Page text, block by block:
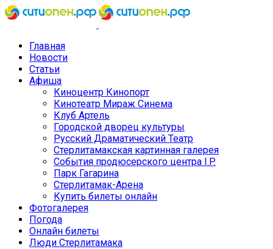
Главная
Новости
Статьи
Афиша
Киноцентр Кинопорт
Кинотеатр Мираж Синема
Клуб Артель
Городской дворец культуры
Русский Драматический Театр
Стерлитамакская картинная галерея
События продюсерского центра I.P.
Парк Гагарина
Стерлитамак-Арена
Купить билеты онлайн
Фотогалерея
Погода
Онлайн билеты
Люди Стерлитамака